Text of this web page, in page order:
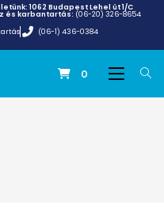
1062 Budapest Lehel út 1/C
és karbantartás: (06-20) 326-8654
(06-1) 436-0384
0